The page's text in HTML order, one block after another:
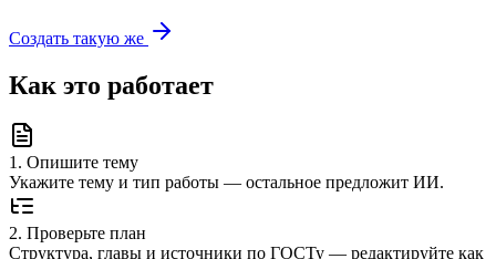
Создать такую же
Как это работает
1. Опишите тему
Укажите тему и тип работы — остальное предложит ИИ.
2. Проверьте план
Структура, главы и источники по ГОСТу — редактируйте как